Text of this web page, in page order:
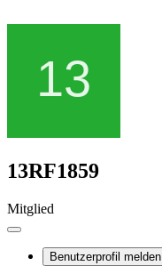
13RF1859
Mitglied
Benutzerprofil melden